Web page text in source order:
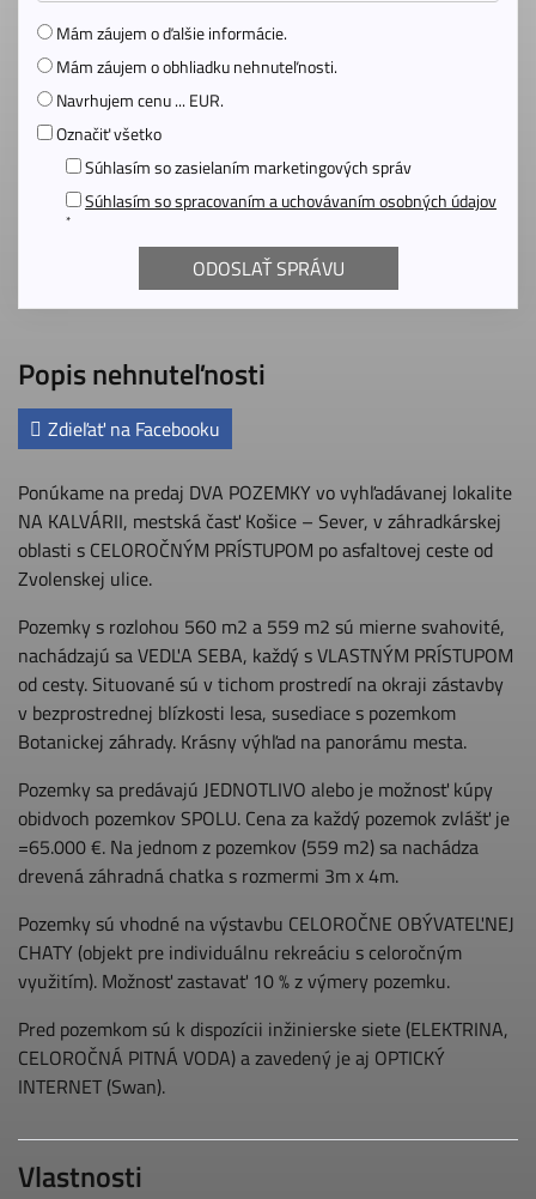
Popis nehnuteľnosti
Zdieľať na Facebooku
Ponúkame na predaj DVA POZEMKY vo vyhľadávanej lokalite
NA KALVÁRII, mestská časť Košice – Sever, v záhradkárskej
oblasti s CELOROČNÝM PRÍSTUPOM po asfaltovej ceste od
Zvolenskej ulice.
Pozemky s rozlohou 560 m2 a 559 m2 sú mierne svahovité,
nachádzajú sa VEDĽA SEBA, každý s VLASTNÝM PRÍSTUPOM
od cesty. Situované sú v tichom prostredí na okraji zástavby
v bezprostrednej blízkosti lesa, susediace s pozemkom
Botanickej záhrady. Krásny výhľad na panorámu mesta.
Pozemky sa predávajú JEDNOTLIVO alebo je možnosť kúpy
obidvoch pozemkov SPOLU. Cena za každý pozemok zvlášť je
=65.000 €. Na jednom z pozemkov (559 m2) sa nachádza
drevená záhradná chatka s rozmermi 3m x 4m.
Pozemky sú vhodné na výstavbu CELOROČNE OBÝVATEĽNEJ
CHATY (objekt pre individuálnu rekreáciu s celoročným
využitím). Možnosť zastavať 10 % z výmery pozemku.
Pred pozemkom sú k dispozícii inžinierske siete (ELEKTRINA,
CELOROČNÁ PITNÁ VODA) a zavedený je aj OPTICKÝ
INTERNET (Swan).
Vlastnosti
Mám záujem o ďalšie informácie.
Mám záujem o obhliadku nehnuteľnosti.
Navrhujem cenu ... EUR.
Označiť všetko
Súhlasím so zasielaním marketingových správ
Súhlasím so spracovaním a uchovávaním osobných údajov
*